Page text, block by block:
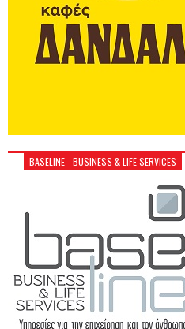
BASELINE - BUSINESS & LIFE SERVICES